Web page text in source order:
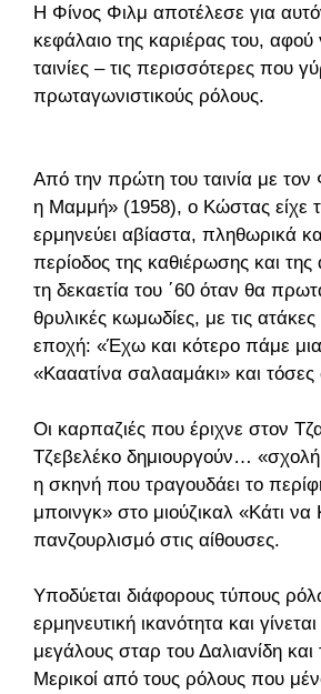
Η Φίνος Φιλμ αποτέλεσε για
κεφάλαιο της καριέρας του, αφού
ταινίες – τις περισσότερες που
πρωταγωνιστικούς ρόλους.
Από την πρώτη του ταινία με
η Μαμμή» (1958), ο Κώστας είχε
ερμηνεύει αβίαστα, πληθωρικά
περίοδος της καθιέρωσης και
τη δεκαετία του ΄60 όταν θα
θρυλικές κωμωδίες, με τις
εποχή: «Έχω και κότερο πάμε
«Κααατίνα σαλααμάκι» και τόσες
Οι καρπαζιές που έριχνε στον
Τζεβελέκο δημιουργούν…
η σκηνή που τραγουδάει το
μποινγκ» στο μιούζικαλ «Κάτι να
πανζουρλισμό στις αίθουσες.
Υποδύεται διάφορους τύπους
ερμηνευτική ικανότητα και
μεγάλους σταρ του Δαλιανίδη
Μερικοί από τους ρόλους που